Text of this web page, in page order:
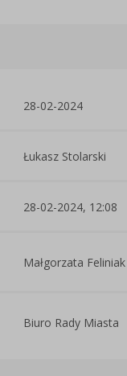
28-02-2024
Łukasz Stolarski
28-02-2024, 12:08
Małgorzata Feliniak
Biuro Rady Miasta